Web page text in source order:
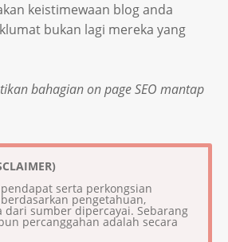
keistimewaan blog anda
bukan lagi mereka yang
bahagian on page SEO mantap
serta perkongsian
pengetahuan,
dari sumber dipercayai. Sebarang
percanggahan adalah secara